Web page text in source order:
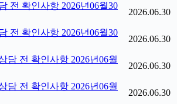
전 확인사항 2026년06월30
2026.06.30
전 확인사항 2026년06월30
2026.06.30
담 전 확인사항 2026년06월
2026.06.30
담 전 확인사항 2026년06월
2026.06.30